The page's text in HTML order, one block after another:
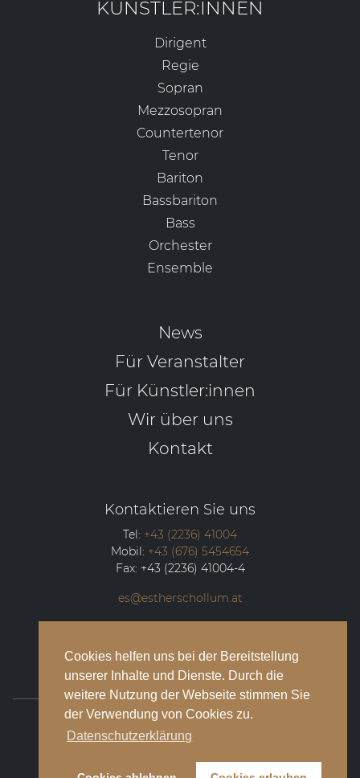
Cookies helfen uns bei der Bereitstellung
unserer Inhalte und Dienste. Durch die
weitere Nutzung der Webseite stimmen Sie
der Verwendung von Cookies zu.
Datenschutzerklärung
KÜNSTLER:INNEN
Dirigent
Regie
Sopran
Mezzosopran
Countertenor
Tenor
Bariton
Bassbariton
Bass
Orchester
Ensemble
News
Für Veranstalter
Für Künstler:innen
Wir über uns
Kontakt
Kontaktieren Sie uns
Tel: +43 (2236) 41004
Mobil: +43 (676) 5454654
Fax: +43 (2236) 41004-4
es@estherschollum.at
2340 Mödling
Impressum